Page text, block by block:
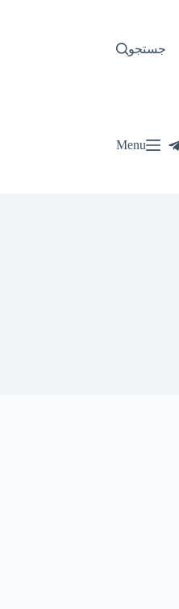
جستجو
Menu